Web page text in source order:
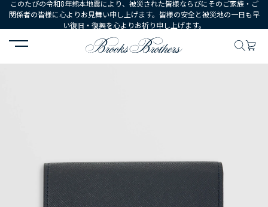
このたびの令和8年熊本地震により、被災された皆様ならびにそのご家族・ご
関係者の皆様に心よりお見舞い申し上げます。皆様の安全と被災地の一日も早
い復旧・復興を心よりお祈り申し上げます。
HOME シューズ・アクセサリー 財布・革小物 カウレザ